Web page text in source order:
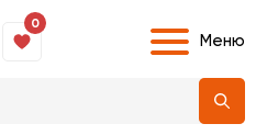
0
Меню